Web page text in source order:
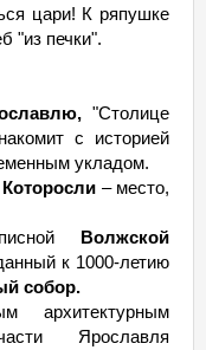
цари! К ряпушке
"из печки".
"Столице
с историей
укладом.
– место,
Волжской
к 1000-летию
собор.
архитектурным
Ярославля